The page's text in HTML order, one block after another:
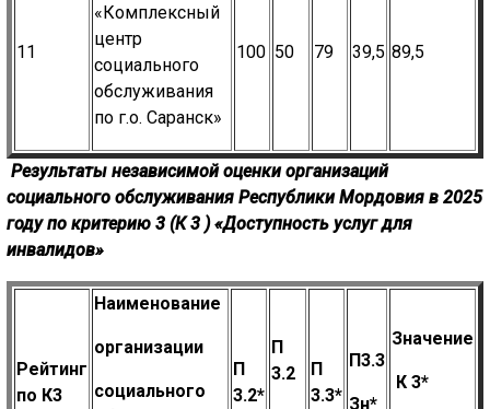
11
«Комплексный
центр
социального
обслуживания
по г.о. Саранск»
100 50 79 39,5 89,5
Результаты независимой оценки организаций
социального обслуживания Республики Мордовия в 2025
году по критерию 3 (К3 )«Доступность услуг для
инвалидов»
Рейтинг
по К3
Наименование
организации
социального
П
3.2*
П
3.2
П
3.3*
П3.3
Зн*
Значение
К 3*